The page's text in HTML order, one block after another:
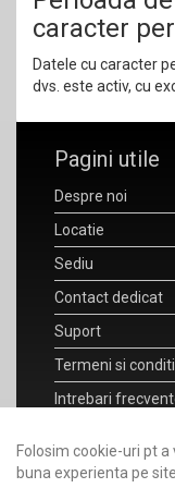
caracter
Datele cu caracter
dvs. este activ, cu
Pagini utile
Despre noi
Locatie
Sediu
Contact dedicat
Suport
Termeni si
Intrebari
ANPC
Folosim cookie-uri pt
buna experienta pe